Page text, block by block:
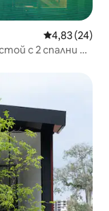
Средна
4,83 (24)
с 2 спални и